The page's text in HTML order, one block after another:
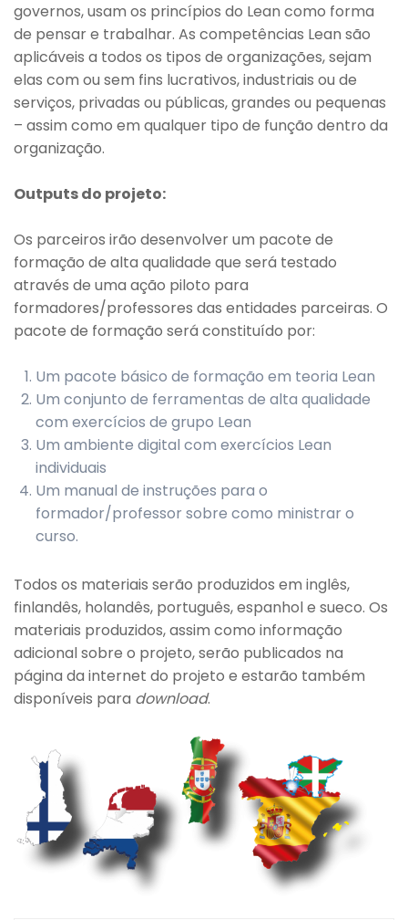
governos, usam os princípios do Lean como forma
de pensar e trabalhar. As competências Lean são
aplicáveis a todos os tipos de organizações, sejam
elas com ou sem fins lucrativos, industriais ou de
serviços, privadas ou públicas, grandes ou pequenas
– assim como em qualquer tipo de função dentro da
organização.
Outputs do projeto:
Os parceiros irão desenvolver um pacote de
formação de alta qualidade que será testado
através de uma ação piloto para
formadores/professores das entidades parceiras. O
pacote de formação será constituído por:
Um pacote básico de formação em teoria Lean
Um conjunto de ferramentas de alta qualidade
com exercícios de grupo Lean
Um ambiente digital com exercícios Lean
individuais
Um manual de instruções para o
formador/professor sobre como ministrar o
curso.
Todos os materiais serão produzidos em inglês,
finlandês, holandês, português, espanhol e sueco. Os
materiais produzidos, assim como informação
adicional sobre o projeto, serão publicados na
página da internet do projeto e estarão também
disponíveis para download.